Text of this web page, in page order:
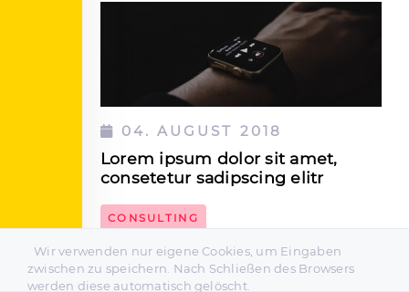
Wir verwenden nur eigene Cookies, um Eingaben
zwischen zu speichern. Nach Schließen des Browsers
werden diese automatisch gelöscht.
04. AUGUST 2018
Lorem ipsum dolor sit amet,
consetetur sadipscing elitr
CONSULTING
DEN ARTIKEL LESEN
1 2 3 4 5